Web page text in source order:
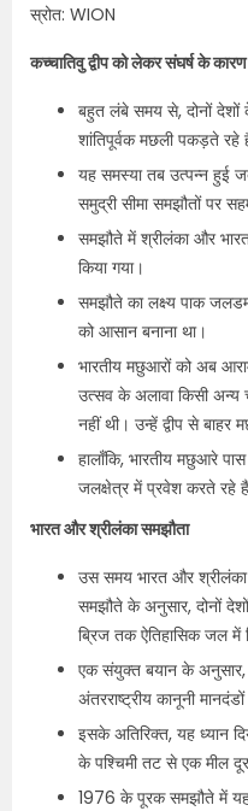
स्रोत: WION
कच्चातिवु द्वीप को लेकर संघर्ष के कारण
बहुत लंबे समय से, दोनों
शांतिपूर्वक मछली पकड़ते रहे
यह समस्या तब उत्पन्न हुई
समुद्री सीमा समझौतों पर
समझौते में श्रीलंका और भारत
किया गया।
समझौते का लक्ष्य पाक
को आसान बनाना था।
भारतीय मछुआरों को अब
उत्सव के अलावा किसी अन्य
नहीं थी। उन्हें द्वीप से
हालाँकि, भारतीय मछुआरे
जलक्षेत्र में प्रवेश करते रहे
भारत और श्रीलंका समझौता
उस समय भारत और
समझौते के अनुसार, दोनों
ब्रिज तक ऐतिहासिक जल में
एक संयुक्त बयान के अनुसार,
अंतरराष्ट्रीय कानूनी
इसके अतिरिक्त, यह ध्यान
के पश्चिमी तट से एक मील
1976 के पूरक समझौते में यह